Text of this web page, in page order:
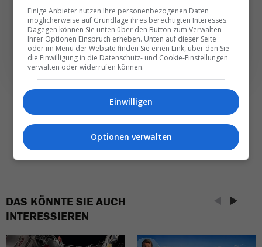
NEWSLETTER ENTDECKEN
DAS KÖNNTE SIE AUCH
INTERESSIEREN
Einige Anbieter nutzen Ihre personenbezogenen Daten
möglicherweise auf Grundlage ihres berechtigten Interesses.
Dagegen können Sie unten über den Button zum Verwalten
Ihrer Optionen Einspruch erheben. Unten auf dieser Seite
oder im Menü der Website finden Sie einen Link, über den Sie
die Einwilligung in die Datenschutz- und Cookie-Einstellungen
verwalten oder widerrufen können.
Einwilligen
Optionen verwalten